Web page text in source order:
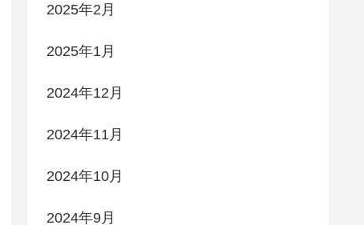
2025年2月
2025年1月
2024年12月
2024年11月
2024年10月
2024年9月